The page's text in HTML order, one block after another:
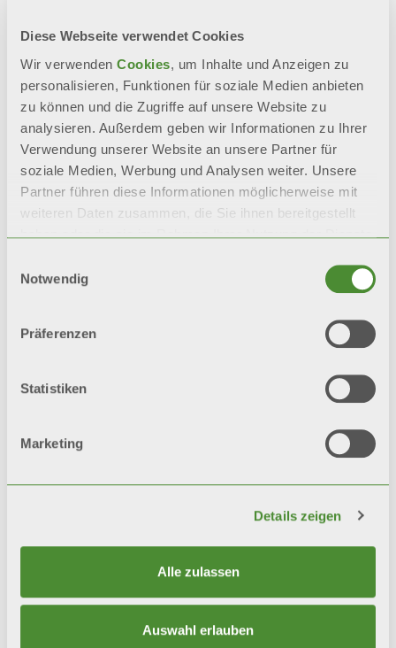
Diese Webseite verwendet Cookies
Wir verwenden Cookies, um Inhalte und Anzeigen zu
personalisieren, Funktionen für soziale Medien anbieten
zu können und die Zugriffe auf unsere Website zu
analysieren. Außerdem geben wir Informationen zu Ihrer
Verwendung unserer Website an unsere Partner für
soziale Medien, Werbung und Analysen weiter. Unsere
Partner führen diese Informationen möglicherweise mit
weiteren Daten zusammen, die Sie ihnen bereitgestellt
haben oder die sie im Rahmen Ihrer Nutzung der Dienste
Notwendig
Präferenzen
Statistiken
Marketing
Details zeigen
Alle zulassen
Auswahl erlauben
Dokumentation